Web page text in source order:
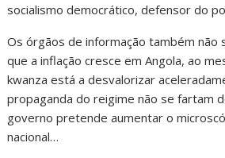
socialismo democrático, defensor do
Os órgãos de informação também não
que a inflação cresce em Angola, ao
kwanza está a desvalorizar
propaganda do reigime não se fartam
governo pretende aumentar o
nacional…